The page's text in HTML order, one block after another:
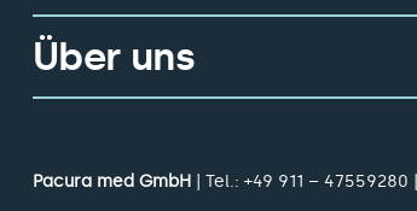
Über uns
Pacura med GmbH | Tel.: +49 911 – 47559280